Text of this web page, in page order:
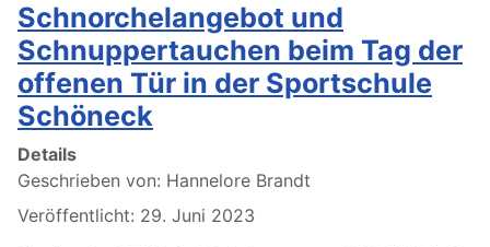
Schnorchelangebot und
Schnuppertauchen beim Tag der
offenen Tür in der Sportschule
Schöneck
Details
Geschrieben von: Hannelore Brandt
Veröffentlicht: 29. Juni 2023